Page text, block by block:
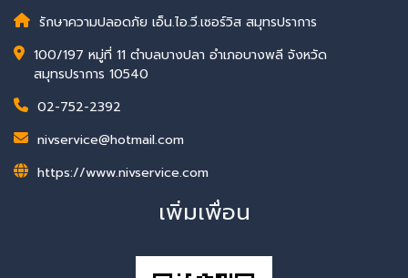
รักษาความปลอดภัย เอ็น.ไอ.วี.เซอร์วิส สมุทรปราการ
100/197 หมู่ที่ 11 ตำบลบางปลา อำเภอบางพลี จังหวัด
สมุทรปราการ 10540
02-752-2392
nivservice@hotmail.com
https://www.nivservice.com
เพิ่มเพื่อน